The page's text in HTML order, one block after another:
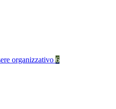
organizzativo 6